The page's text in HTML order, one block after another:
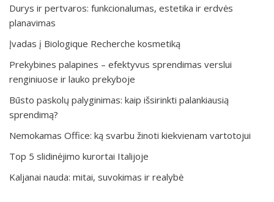
Durys ir pertvaros: funkcionalumas, estetika ir erdvės
planavimas
Įvadas į Biologique Recherche kosmetiką
Prekybines palapines – efektyvus sprendimas verslui
renginiuose ir lauko prekyboje
Būsto paskolų palyginimas: kaip išsirinkti palankiausią
sprendimą?
Nemokamas Office: ką svarbu žinoti kiekvienam vartotojui
Top 5 slidinėjimo kurortai Italijoje
Kaljanai nauda: mitai, suvokimas ir realybė